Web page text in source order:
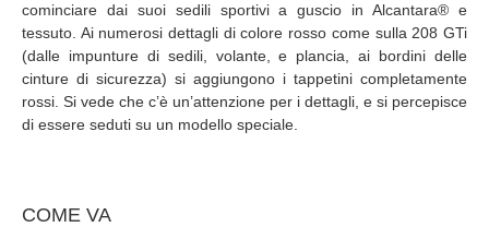
cominciare dai suoi sedili sportivi a guscio in Alcantara® e
tessuto. Ai numerosi dettagli di colore rosso come sulla 208 GTi
(dalle impunture di sedili, volante, e plancia, ai bordini delle
cinture di sicurezza) si aggiungono i tappetini completamente
rossi. Si vede che c’è un’attenzione per i dettagli, e si percepisce
di essere seduti su un modello speciale.
COME VA